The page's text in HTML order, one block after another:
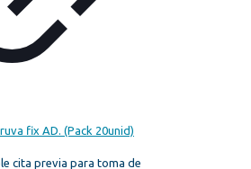
fix AD. (Pack 20unid)
cita previa para toma de